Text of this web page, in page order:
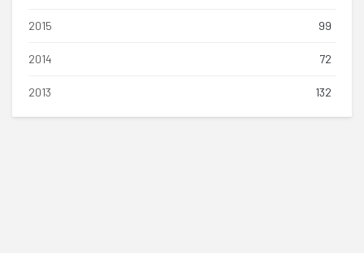
2015 99
2014 72
2013 132